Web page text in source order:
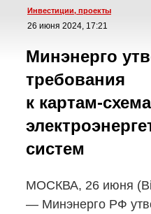
Инвестиции, проекты
26 июня 2024, 17:21
Минэнерго
требования
к картам-
систем
МОСКВА, 26 июня
— Минэнерго РФ